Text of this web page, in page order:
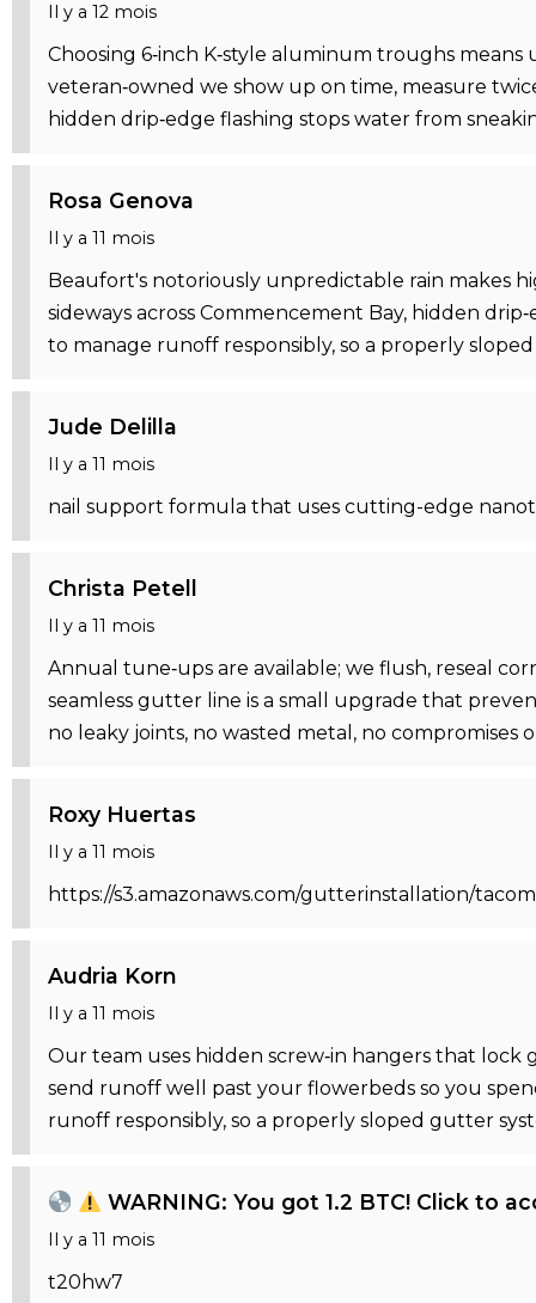
Il y a 12 mois
Choosing 6‑inch K‑style aluminum troughs
veteran‑owned we show up on time, measure
hidden drip‑edge flashing stops water from
Rosa Genova
Il y a 11 mois
Beaufort's notoriously unpredictable rain makes
sideways across Commencement Bay, hidden
to manage runoff responsibly, so a properly
Jude Delilla
Il y a 11 mois
nail support formula that uses cutting-edge
Christa Petell
Il y a 11 mois
Annual tune‑ups are available; we flush, reseal
seamless gutter line is a small upgrade that
no leaky joints, no wasted metal, no compromises
Roxy Huertas
Il y a 11 mois
https://s3.amazonaws.com/gutterinstallation/
Audria Korn
Il y a 11 mois
Our team uses hidden screw‑in hangers that
send runoff well past your flowerbeds so you
runoff responsibly, so a properly sloped gutter
WARNING: You got 1.2 BTC! Click to
Il y a 11 mois
t20hw7